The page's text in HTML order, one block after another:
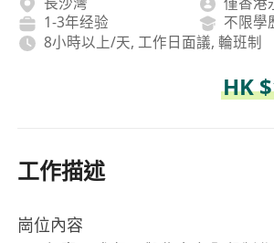
1-3年经验
不限學
8小時以上/天, 工作日面議, 輪班制
HK
工作描述
崗位內容